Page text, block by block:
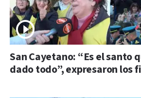
San Cayetano: “Es el santo
dado todo”, expresaron los